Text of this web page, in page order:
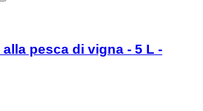
pesca di vigna - 5 L -